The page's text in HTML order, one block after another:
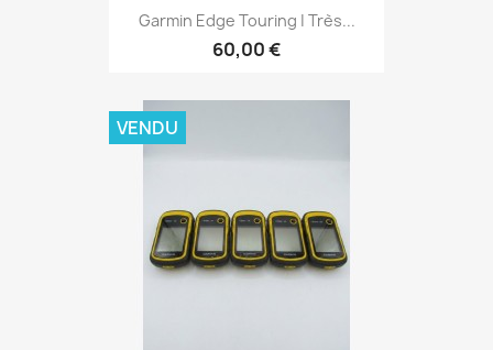
Aperçu rapide
Garmin Edge Touring | Très...
60,00 €
VENDU